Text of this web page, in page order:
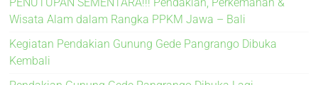
Wisata Alam dalam Rangka PPKM Jawa – Bali
Kegiatan Pendakian Gunung Gede Pangrango Dibuka
Kembali